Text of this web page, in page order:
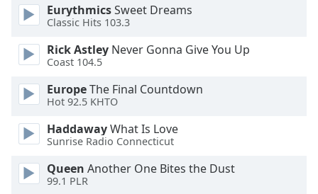
Color
Opacity
Caption
Background
Color
Opacity
EurythmicsSweet Dreams
Classic Hits 103.3
Rick Astley Never Gonna Give You Up
Coast 104.5
EuropeThe Final Countdown
Hot 92.5 KHTO
HaddawayWhat Is Love
Sunrise Radio Connecticut
Queen Another One Bites the Dust
99.1 PLR